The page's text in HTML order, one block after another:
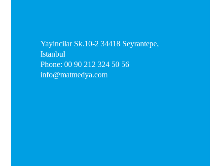
Yayincilar Sk.10-2 34418 Seyrantepe,
Istanbul
Phone: 00 90 212 324 50 56
info@matmedya.com